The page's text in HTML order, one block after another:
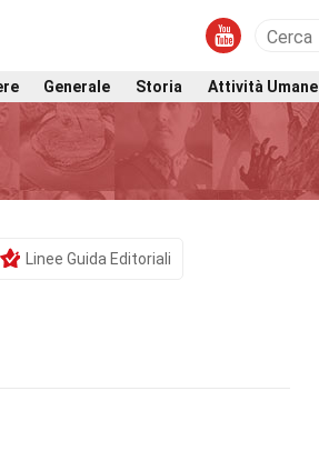
Generale Storia Attività Umane
Linee Guida Editoriali